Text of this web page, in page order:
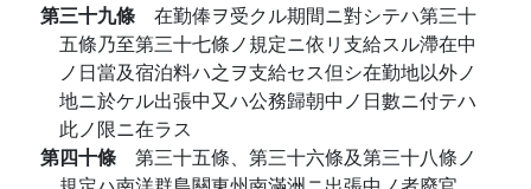
第三十九條 在勤俸ヲ受クル期間ニ對シテハ第三十
五條乃至第三十七條ノ規定ニ依リ支給スル滯在中
ノ日當及宿泊料ハ之ヲ支給セス但シ在勤地以外ノ
地ニ於ケル出張中又ハ公務歸朝中ノ日數ニ付テハ
此ノ限ニ在ラス
第四十條 第三十五條、第三十六條及第三十八條ノ